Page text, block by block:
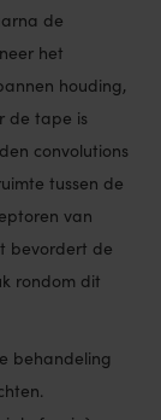
de
het
houding,
de tape is
convolutions
tussen de
van
bevordert de
rondom dit
behandeling